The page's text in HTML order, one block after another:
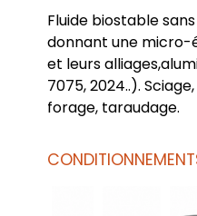
Fluide biostable
donnant une micro-
et leurs
7075, 2024..).
forage, taraudage.